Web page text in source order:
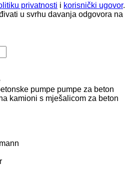
privatnosti i korisnički ugovor.
​​u svrhu davanja odgovora na
pumpe pumpe za beton
kamioni s mješalicom za beton